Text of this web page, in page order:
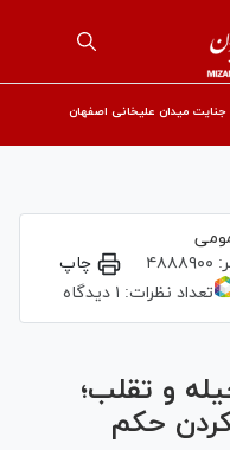
جنایت میدان علیخانی اصفهان
۴۸۸۸۹۰۰
چاپ
تعداد نظرات: ۱ دیدگاه
و تقلب؛
حکم